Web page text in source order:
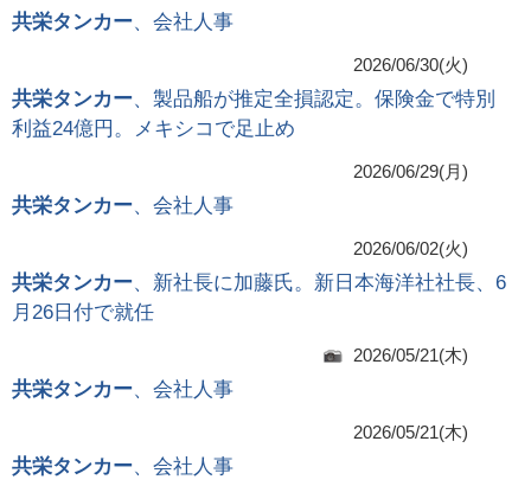
共栄タンカー、会社人事
2026/06/30(火)
共栄タンカー、製品船が推定全損認定。保険金で特別
利益24億円。メキシコで足止め
2026/06/29(月)
共栄タンカー、会社人事
2026/06/02(火)
共栄タンカー、新社長に加藤氏。新日本海洋社社長、6
月26日付で就任
2026/05/21(木)
共栄タンカー、会社人事
2026/05/21(木)
共栄タンカー、会社人事